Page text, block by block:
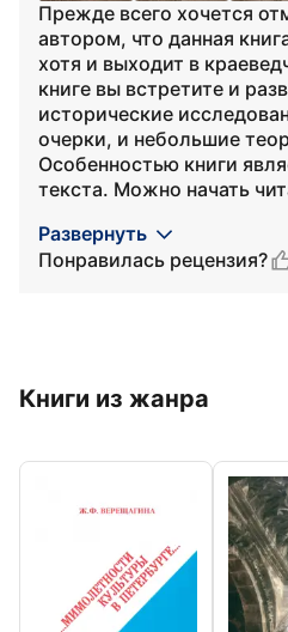
Прежде всего хочется
автором, что данная
хотя и выходит в
книге вы встретите и
исторические
очерки, и небольшие
Особенностью книги
текста. Можно начать
Развернуть
Понравилась рецензия?
Книги из жанра